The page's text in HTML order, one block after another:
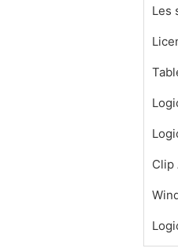
Clip